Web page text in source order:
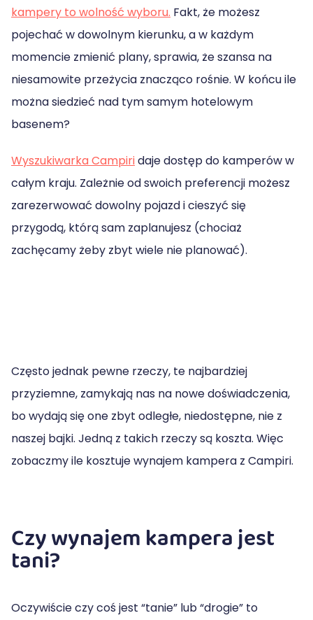
kampery to wolność wyboru. Fakt, że możesz
pojechać w dowolnym kierunku, a w każdym
momencie zmienić plany, sprawia, że szansa na
niesamowite przeżycia znacząco rośnie. W końcu ile
można siedzieć nad tym samym hotelowym
basenem?
Wyszukiwarka Campiridaje dostęp do kamperów w
całym kraju. Zależnie od swoich preferencji możesz
zarezerwować dowolny pojazd i cieszyć się
przygodą, którą sam zaplanujesz (chociaż
zachęcamy żeby zbyt wiele nie planować).
Często jednak pewne rzeczy, te najbardziej
przyziemne, zamykają nas na nowe doświadczenia,
bo wydają się one zbyt odległe, niedostępne, nie z
naszej bajki. Jedną z takich rzeczy są koszta. Więc
zobaczmy ile kosztuje wynajem kampera z Campiri.
Czy wynajem kampera jest
tani?
Oczywiście czy coś jest “tanie” lub “drogie” to